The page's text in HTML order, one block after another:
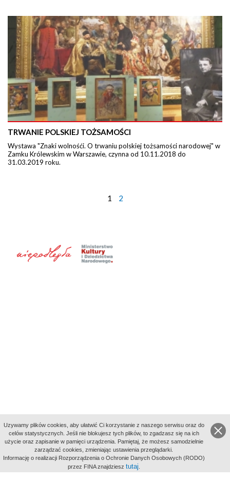
TRWANIE POLSKIEJ TOŻSAMOŚCI
Wystawa "Znaki wolnośći. O trwaniu polskiej tożsamości narodowej" w
Zamku Królewskim w Warszawie, czynna od 10.11.2018 do
31.03.2019 roku.
1 2
aktywności
Uzywamy plików cookies, aby ułatwić Ci korzystanie z naszego serwisu oraz do
celów statystycznych. Jeśli nie blokujesz tych plików, to zgadzasz się na ich
użycie oraz zapisanie w pamięci urządzenia. Pamiętaj, że możesz samodzielnie
zarządzać cookies, zmieniając ustawienia przeglądarki.
Informację o realizacji Rozporządzenia o Ochronie Danych Osobowych (RODO)
przez FINA znajdziesz tutaj